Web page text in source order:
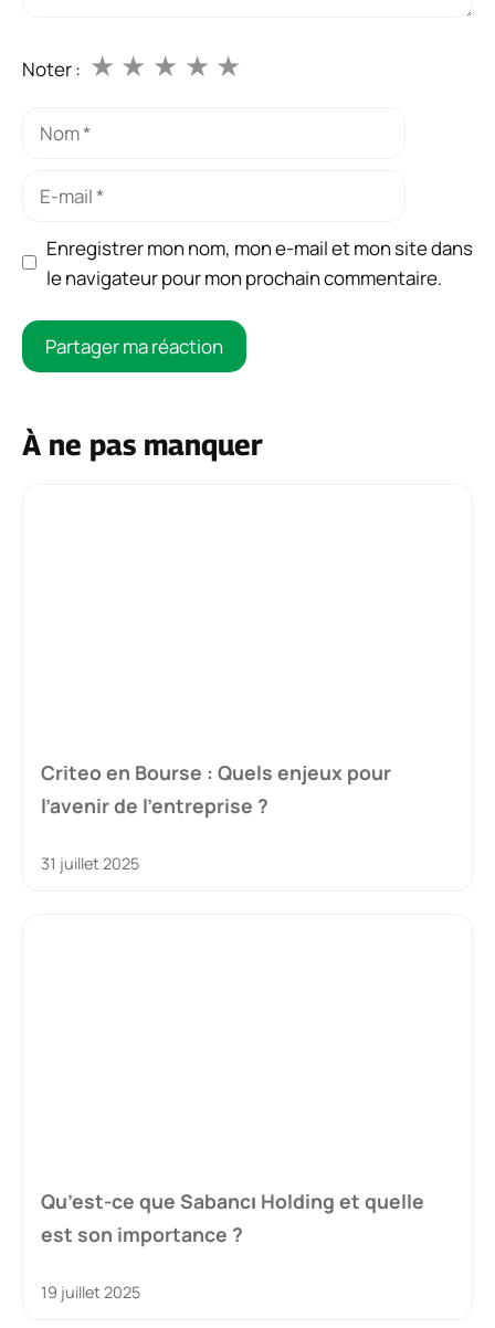
Noter : ★
★
★
★
★
Nom
Enregistrer mon nom, mon e-mail et mon site dans
le navigateur pour mon prochain commentaire.
À ne pas manquer
Criteo en Bourse : Quels enjeux pour
l’avenir de l’entreprise ?
31 juillet 2025
Qu’est-ce que Sabancı Holding et quelle
est son importance ?
19 juillet 2025